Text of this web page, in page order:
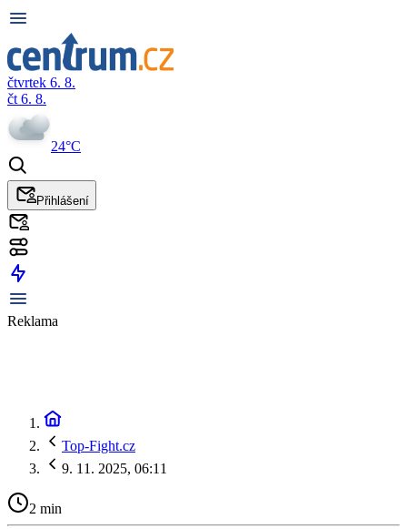
čtvrtek 6. 8.
čt 6. 8.
24°C
Přihlášení
Reklama
Top-Fight.cz
9. 11. 2025, 06:11
2 min